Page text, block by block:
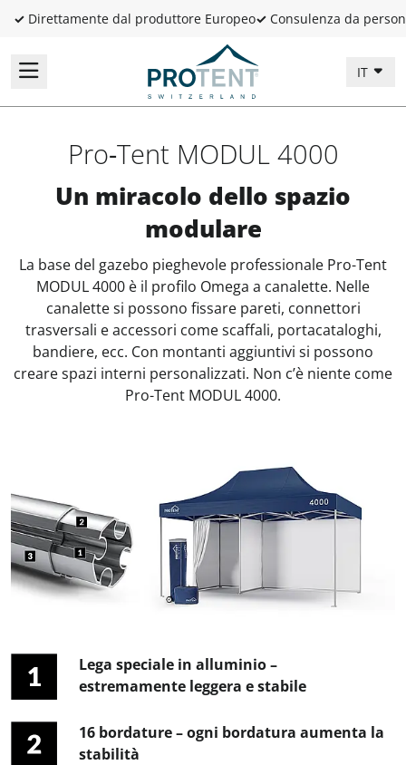
✓ Direttamente dal produttore Europeo✓ Consulenza da
IT
Pro‑Tent MODUL 4000
Un miracolo dello spazio
modulare
La base del gazebo pieghevole professionale Pro-Tent
MODUL 4000 è il profilo Omega a canalette. Nelle
canalette si possono fissare pareti, connettori
trasversali e accessori come scaffali, portacataloghi,
bandiere, ecc. Con montanti aggiuntivi si possono
creare spazi interni personalizzati. Non c’è niente come
Pro-Tent MODUL 4000.
Lega speciale in alluminio –
estremamente leggera e stabile
16 bordature – ogni bordatura aumenta la
stabilità